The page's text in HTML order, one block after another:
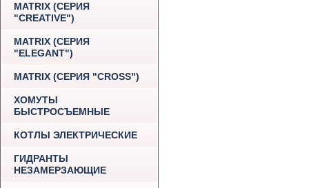
MATRIX (СЕРИЯ
"CREATIVE")
MATRIX (СЕРИЯ
"ELEGANT")
MATRIX (СЕРИЯ "CROSS")
ХОМУТЫ
БЫСТРОСЪЕМНЫЕ
КОТЛЫ ЭЛЕКТРИЧЕСКИЕ
ГИДРАНТЫ
НЕЗАМЕРЗАЮЩИЕ